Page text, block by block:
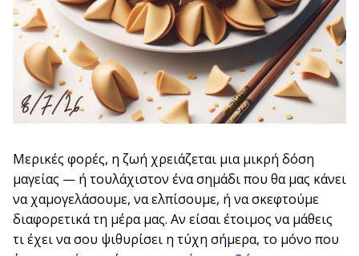
Μερικές φορές, η ζωή χρειάζεται μια μικρή δόση
μαγείας — ή τουλάχιστον ένα σημάδι που θα μας κάνει
να χαμογελάσουμε, να ελπίσουμε, ή να σκεφτούμε
διαφορετικά τη μέρα μας. Αν είσαι έτοιμος να μάθεις
τι έχει να σου ψιθυρίσει η τύχη σήμερα, το μόνο που